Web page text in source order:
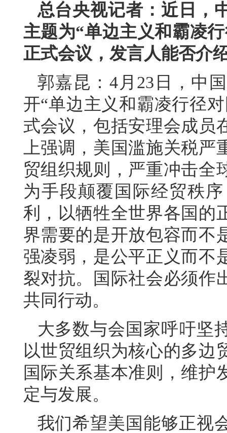
总台央视记者：近日，
主题为“单边主义和霸凌
正式会议，发言人能否介
郭嘉昆：4月23日，中
开“单边主义和霸凌行径
式会议，包括安理会成员
上强调，美国滥施关税
贸组织规则，严重冲击全
为手段颠覆国际经贸秩
利，以牺牲全世界各国的
界需要的是开放包容而不
强凌弱，是公平正义而不
裂对抗。国际社会必须作
共同行动。
大多数与会国家呼吁坚
以世贸组织为核心的多边
国际关系基本准则，维护
定与发展。
我们希望美国能够正视